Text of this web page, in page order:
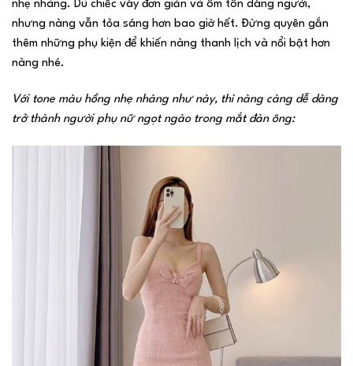
nhẹ nhàng. Dù chiếc váy đơn giản và ôm tôn dáng người,
nhưng nàng vẫn tỏa sáng hơn bao giờ hết. Đừng quyên gắn
thêm những phụ kiện để khiến nàng thanh lịch và nổi bật hơn
nàng nhé.
Với tone màu hồng nhẹ nhàng như này, thì nàng càng dễ dàng
trở thành người phụ nữ ngọt ngào trong mắt đàn ông: